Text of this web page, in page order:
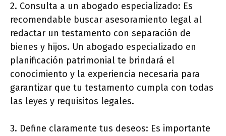
2. Consulta a un abogado especializado: Es
recomendable buscar asesoramiento legal al
redactar un testamento con separación de
bienes y hijos. Un abogado especializado en
planificación patrimonial te brindará el
conocimiento y la experiencia necesaria para
garantizar que tu testamento cumpla con todas
las leyes y requisitos legales.
3. Define claramente tus deseos: Es importante